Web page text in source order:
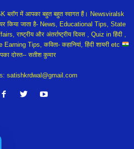
ब्लॉग में आपका बहुत बहुत स्वागत हैं। Newsviralsk
किया जाता है- News, Educational Tips, State
राष्ट्रीय और अंतर्राष्ट्रीय दिवस , Quiz in हिंदी ,
Tips, कविता- कहानियां, हिंदी शायरी etc
दोस्त-- सतीश कुमार
satishkrdwal@gmail.com